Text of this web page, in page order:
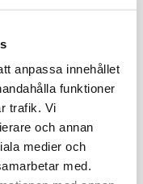
anpassa innehållet
funktioner
trafik. Vi
och annan
medier och
med.
snart i bruk